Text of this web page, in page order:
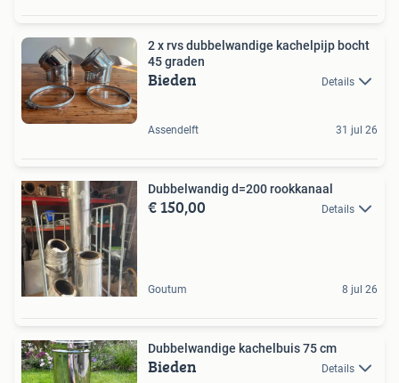
2 x rvs dubbelwandige kachelpijp bocht
45 graden
Bieden Details
Assendelft 31 jul 26
Dubbelwandig d=200 rookkanaal
€ 150,00 Details
Goutum 8 jul 26
Dubbelwandige kachelbuis 75 cm
Bieden Details